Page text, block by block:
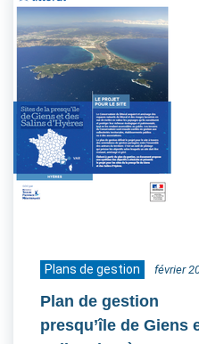
Plans de gestion février
Plan de gestion
presqu’île de Giens